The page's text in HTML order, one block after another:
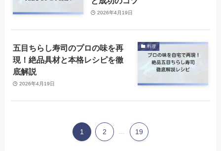
2026年4月19日
料理
五目ちらし寿司のプロの味を再
現！絶品具材と本格レシピを徹
底解説
2026年4月19日
1 2 19